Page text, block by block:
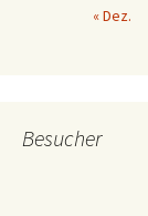
« Dez.
Besucher